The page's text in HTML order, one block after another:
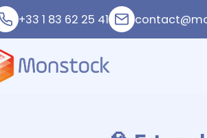
+33 1 83 62 25 41